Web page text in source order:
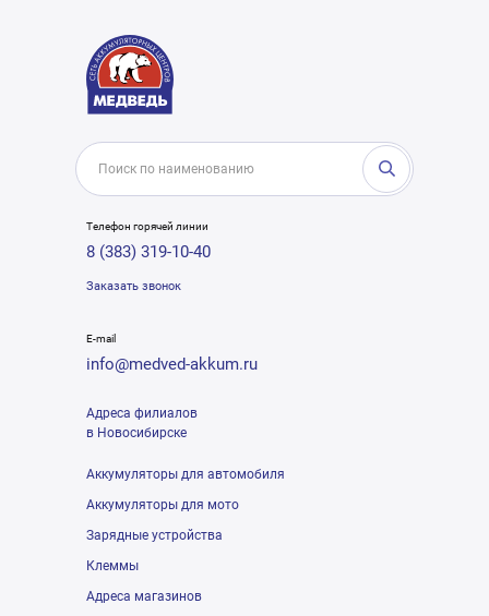
Телефон горячей линии
8 (383) 319-10-40
Заказать звонок
E-mail
info@medved-akkum.ru
Адреса филиалов
в Новосибирске
Аккумуляторы для автомобиля
Аккумуляторы для мото
Зарядные устройства
Клеммы
Адреса магазинов